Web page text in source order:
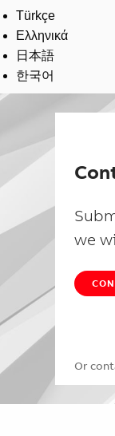
Türkçe
Ελληνικά
日本語
한국어
we
Or